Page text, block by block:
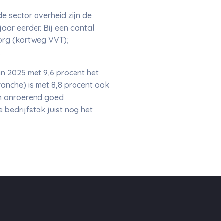
sector overheid zijn de
eerder. Bij een aantal
(kortweg VVT);
2025 met 9,6 procent het
is met 8,8 procent ook
onroerend goed
bedrijfstak juist nog het